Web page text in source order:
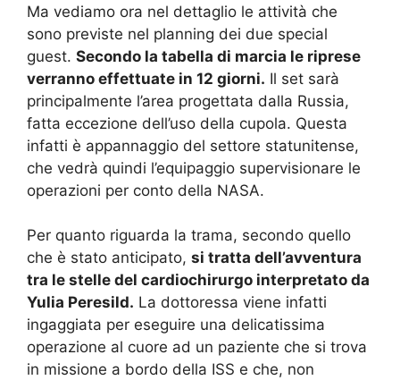
Ma vediamo ora nel dettaglio le attività che
sono previste nel planning dei due special
guest. Secondo la tabella di marcia le riprese
verranno effettuate in 12 giorni. Il set sarà
principalmente l’area progettata dalla Russia,
fatta eccezione dell’uso della cupola. Questa
infatti è appannaggio del settore statunitense,
che vedrà quindi l’equipaggio supervisionare le
operazioni per conto della NASA.
Per quanto riguarda la trama, secondo quello
che è stato anticipato, si tratta dell’avventura
tra le stelle del cardiochirurgo interpretato da
Yulia Peresild. La dottoressa viene infatti
ingaggiata per eseguire una delicatissima
operazione al cuore ad un paziente che si trova
in missione a bordo della ISS e che, non